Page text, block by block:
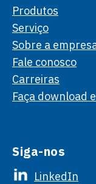
Produtos
Serviço
Sobre a
Fale conosco
Carreiras
Faça download
Siga-nos
LinkedIn